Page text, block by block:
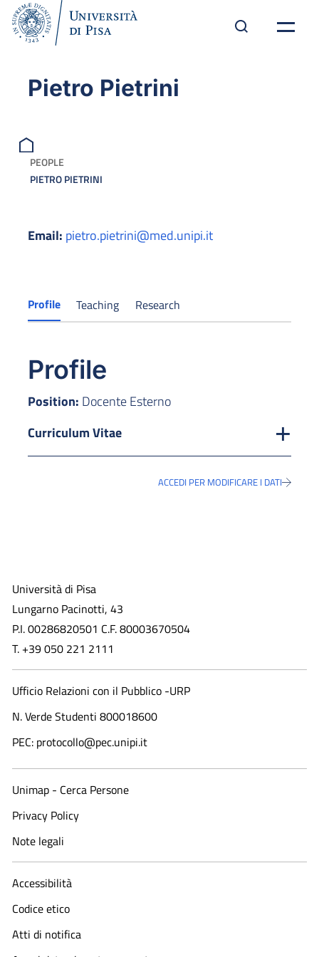
Pietro Pietrini
PEOPLE
PIETRO PIETRINI
Email: pietro.pietrini@med.unipi.it
Profile Teaching Research
Profile
Position: Docente Esterno
Curriculum Vitae
ACCEDI PER MODIFICARE I DATI
Università di Pisa
Lungarno Pacinotti, 43
P.I. 00286820501 C.F. 80003670504
T. +39 050 221 2111
Ufficio Relazioni con il Pubblico -URP
N. Verde Studenti 800018600​
PEC: protocollo@pec.unipi.it
Unimap - Cerca Persone
Privacy Policy
Note legali
Accessibilità
Codice etico
Atti di notifica